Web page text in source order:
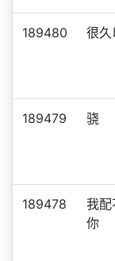
189480 很久
189479 骁
189478
我配
你